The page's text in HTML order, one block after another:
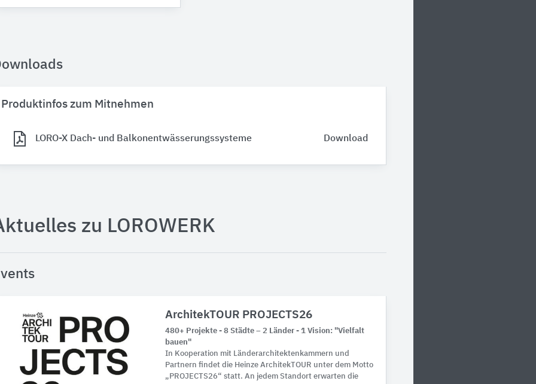
Produktinfos zum Mitnehmen
LORO-X Dach- und Balkonentwässerungssysteme Download
zu LOROWERK
ArchitekTOUR PROJECTS26
480+ Projekte - 8 Städte – 2 Länder - 1 Vision: "Vielfalt
bauen"
In Kooperation mit Länderarchitektenkammern und
Partnern findet die Heinze ArchitekTOUR unter dem Motto
„PROJECTS26“ statt. An jedem Standort erwarten die